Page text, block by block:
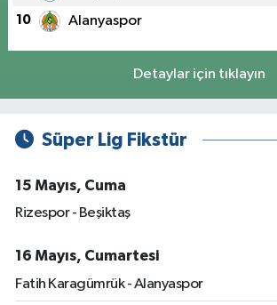
10 Alanyaspor
Detaylar için tıklayın
Süper Lig Fikstür
15 Mayıs, Cuma
Rizespor - Beşiktaş
16 Mayıs, Cumartesi
Fatih Karagümrük - Alanyaspor